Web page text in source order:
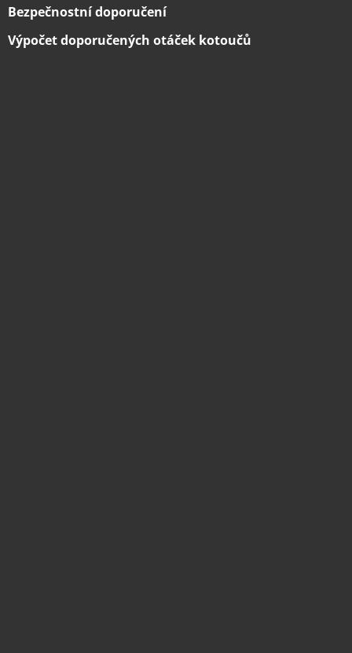
Bezpečnostní doporučení
Výpočet doporučených otáček kotoučů